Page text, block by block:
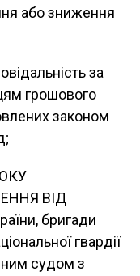
або зниження
за
грошового
законом
ВІД
бригади
гвардії
судом з